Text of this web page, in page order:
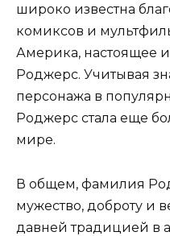
широко известна
комиксов и
Америка, настоящее
Роджерс. Учитывая
персонажа в
Роджерс стала еще
мире.
В общем, фамилия
мужество, доброту и
давней традицией в